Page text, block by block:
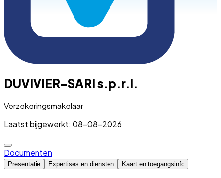
DUVIVIER-SARI s.p.r.l.
Verzekeringsmakelaar
Laatst bijgewerkt: 08-08-2026
Documenten
Presentatie Expertises en diensten Kaart en toegangsinfo